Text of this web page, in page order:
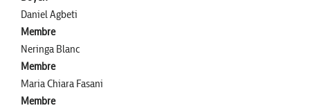
Daniel Agbeti
Membre
Neringa Blanc
Membre
Maria Chiara Fasani
Membre